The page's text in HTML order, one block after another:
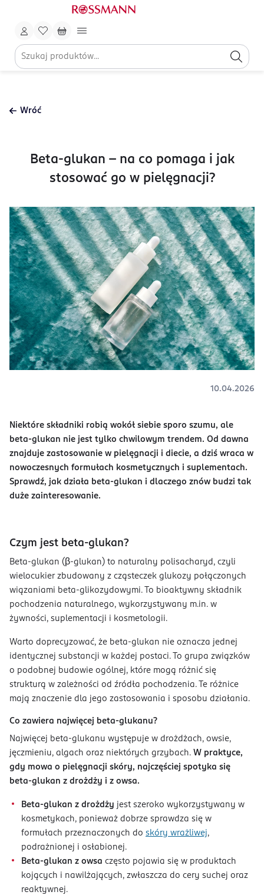
Wróć
Beta-glukan – na co pomaga i jak
stosować go w pielęgnacji?
10.04.2026
Niektóre składniki robią wokół siebie sporo szumu, ale
beta-glukan nie jest tylko chwilowym trendem. Od dawna
znajduje zastosowanie w pielęgnacji i diecie, a dziś wraca w
nowoczesnych formułach kosmetycznych i suplementach.
Sprawdź, jak działa beta-glukan i dlaczego znów budzi tak
duże zainteresowanie.
Czym jest beta-glukan?
Beta-glukan (β-glukan) to naturalny polisacharyd, czyli
wielocukier zbudowany z cząsteczek glukozy połączonych
wiązaniami beta-glikozydowymi. To bioaktywny składnik
pochodzenia naturalnego, wykorzystywany m.in. w
żywności, suplementacji i kosmetologii.
Warto doprecyzować, że beta-glukan nie oznacza jednej
identycznej substancji w każdej postaci. To grupa związków
o podobnej budowie ogólnej, które mogą różnić się
strukturą w zależności od źródła pochodzenia. Te różnice
mają znaczenie dla jego zastosowania i sposobu działania.
Co zawiera najwięcej beta-glukanu?
Najwięcej beta-glukanu występuje w drożdżach, owsie,
jęczmieniu, algach oraz niektórych grzybach. W praktyce,
gdy mowa o pielęgnacji skóry, najczęściej spotyka się
beta-glukan z drożdży i z owsa.
Beta-glukan z drożdży jest szeroko wykorzystywany w
kosmetykach, ponieważ dobrze sprawdza się w
formułach przeznaczonych do skóry wrażliwej,
podrażnionej i osłabionej.
Beta-glukan z owsa często pojawia się w produktach
kojących i nawilżających, zwłaszcza do cery suchej oraz
reaktywnej.